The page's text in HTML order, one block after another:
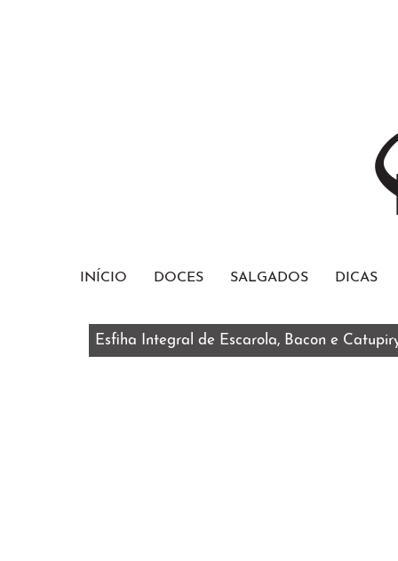
INÍCIO DOCES SALGADOS DICAS
Esfiha Integral de Escarola, Bacon e